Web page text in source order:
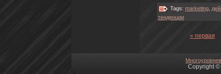
Tags: marketing
тенденции
« первая
Copyright ©